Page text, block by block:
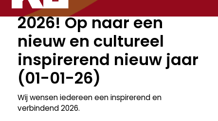
2026! Op naar een
nieuw en cultureel
inspirerend nieuw jaar
(01-01-26)
Wij wensen iedereen een inspirerend en
verbindend 2026.